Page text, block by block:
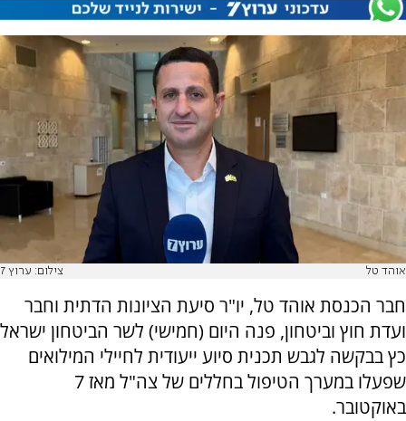
אוהד טל צילום: ערוץ 7
חבר הכנסת אוהד טל, יו"ר סיעת הציונות הדתית וחבר
ועדת חוץ וביטחון, פנה היום (חמישי) לשר הביטחון ישראל
כץ בבקשה לגבש תכנית סיוע ייעודית לחיילי המילואים
שפעלו במערך הטיפול בחללים של צה"ל מאז 7
באוקטובר.